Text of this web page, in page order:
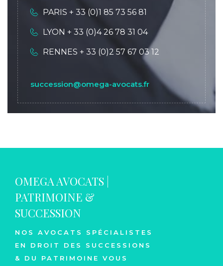
PARIS + 33 (0)1 85 73 56 81
LYON + 33 (0)4 26 78 31 04
RENNES + 33 (0)2 57 67 03 12
succession@omega-avocats.fr
OMEGA AVOCATS |
PATRIMOINE &
SUCCESSION
NOS AVOCATS SPÉCIALISTES
EN DROIT DES SUCCESSIONS
& DU PATRIMOINE VOUS